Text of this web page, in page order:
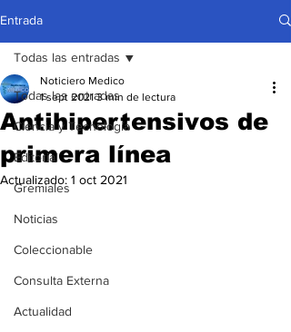
Entrada
Todas las entradas
Ciencia y Tecnología
Editorial
Gremiales
Noticias
Coleccionable
Consulta Externa
Actualidad
Todas las entradas
Antihipertensivos de
primera línea
Noticiero Medico
1 sept 2021 3 min de lectura
Actualizado: 1 oct 2021